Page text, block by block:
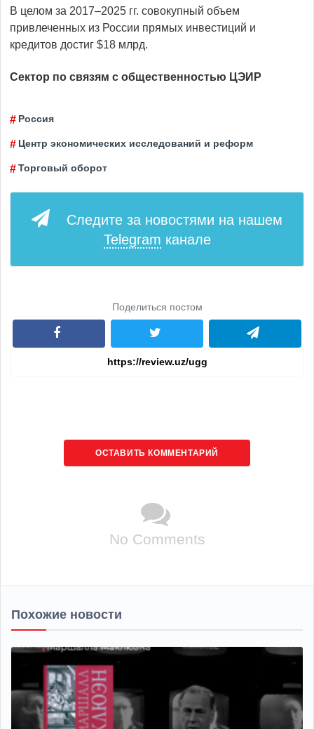
В целом за 2017–2025 гг. совокупный объем
привлеченных из России прямых инвестиций и
кредитов достиг $18 млрд.
Сектор по связям с общественностью ЦЭИР
Россия
Центр экономических исследований и реформ
Торговый оборот
Следите за новостями на нашем
Telegram канале
Поделиться постом
ОСТАВИТЬ КОММЕНТАРИЙ
No Comments
Похожие новости